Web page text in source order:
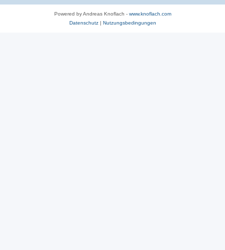
Powered by Andreas Knoflach - www.knoflach.com
Datenschutz| Nutzungsbedingungen